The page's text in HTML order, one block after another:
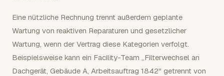
Eine nützliche Rechnung trennt außerdem geplante
Wartung von reaktiven Reparaturen und gesetzlicher
Wartung, wenn der Vertrag diese Kategorien verfolgt.
Beispielsweise kann ein Facility-Team „Filterwechsel an
Dachgerät, Gebäude A, Arbeitsauftrag 1842" getrennt von